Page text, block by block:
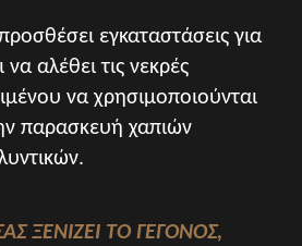
εγκαταστάσεις για
αλέθει τις νεκρές
να χρησιμοποιούνται
παρασκευή χαπιών
ΞΕΝΊΖΕΙ ΤΟ ΓΕΓΟΝΌΣ,